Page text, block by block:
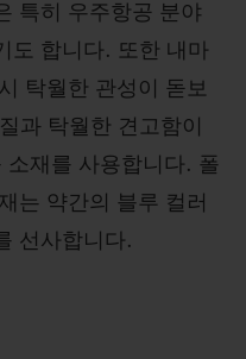
특히 우주항공 분야
도 합니다. 또한 내마
탁월한 관성이 돋보
과 탁월한 견고함이
소재를 사용합니다. 폴
는 약간의 블루 컬러
선사합니다.